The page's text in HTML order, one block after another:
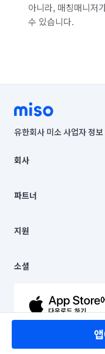
아니라, 매칭매니저
수 있습니다.
유한회사 미소 사업자 정보
00019 |
주소 | 본사: 서울특별시 종
컨택센터 : 서울특별시 종
상품, 상품정보, 거래에 관한
언론 보도 관련 문의:
© 유한회사 미소. Miso,
회사
채용
파트너
이사
지원
이용약관
문의하기
소셜
유튜브